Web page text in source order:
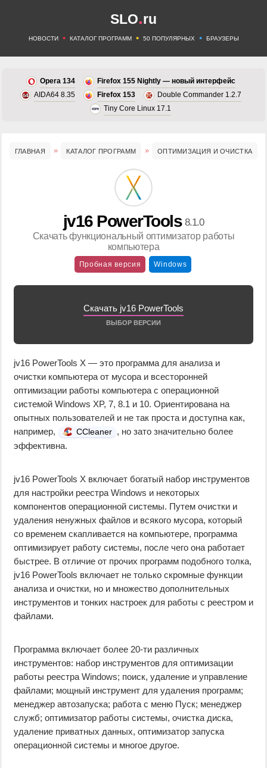
SLO.ru
НОВОСТИ • КАТАЛОГ ПРОГРАММ • 50 ПОПУЛЯРНЫХ • БРАУЗЕРЫ
Opera 134
Firefox 155 Nightly — новый интерфейс
AIDA64 8.35
Firefox 153
Double Commander 1.2.7
Tiny Core Linux 17.1
ГЛАВНАЯ КАТАЛОГ ПРОГРАММ ОПТИМИЗАЦИЯ И ОЧИСТКА
jv16 PowerTools 8.1.0
Скачать функциональный оптимизатор работы
компьютера
Пробная версия Windows
Скачать jv16 PowerTools
ВЫБОР ВЕРСИИ
jv16 PowerTools X — это программа для анализа и
очистки компьютера от мусора и всесторонней
оптимизации работы компьютера с операционной
системой Windows XP, 7, 8.1 и 10. Ориентирована на
опытных пользователей и не так проста и доступна как,
например,
CCleaner , но зато значительно более
эффективна.
jv16 PowerTools X включает богатый набор инструментов
для настройки реестра Windows и некоторых
компонентов операционной системы. Путем очистки и
удаления ненужных файлов и всякого мусора, который
со временем скапливается на компьютере, программа
оптимизирует работу системы, после чего она работает
быстрее. В отличие от прочих программ подобного толка,
jv16 PowerTools включает не только скромные функции
анализа и очистки, но и множество дополнительных
инструментов и тонких настроек для работы с реестром и
файлами.
Программа включает более 20-ти различных
инструментов: набор инструментов для оптимизации
работы реестра Windows; поиск, удаление и управление
файлами; мощный инструмент для удаления программ;
менеджер автозапуска; работа с меню Пуск; менеджер
служб; оптимизатор работы системы, очистка диска,
удаление приватных данных, оптимизатор запуска
операционной системы и многое другое.